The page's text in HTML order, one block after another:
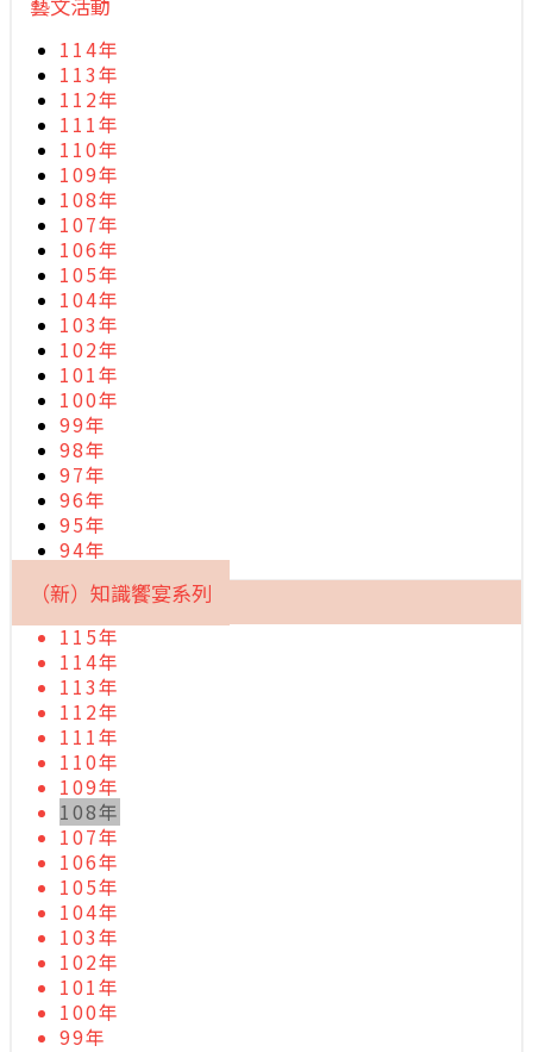
114年
113年
112年
111年
110年
109年
108年
107年
106年
105年
104年
103年
102年
101年
100年
99年
98年
97年
96年
95年
94年
（新）知識饗宴系列
115年
114年
113年
112年
111年
110年
109年
108年
107年
106年
105年
104年
103年
102年
101年
100年
99年